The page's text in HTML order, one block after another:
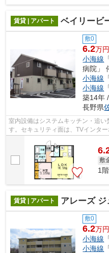
賃貸 | アパート ベイリービ
敷0
6.2万円
小海線
病院」
小海線
小海線
築14年
長野県
室内設備はシステムキッチン・追
す。セキュリティ面は、TVインタ
敷
1
賃貸 | アパート アレーズ ジ
敷0
6.2万円
小海線
小海線